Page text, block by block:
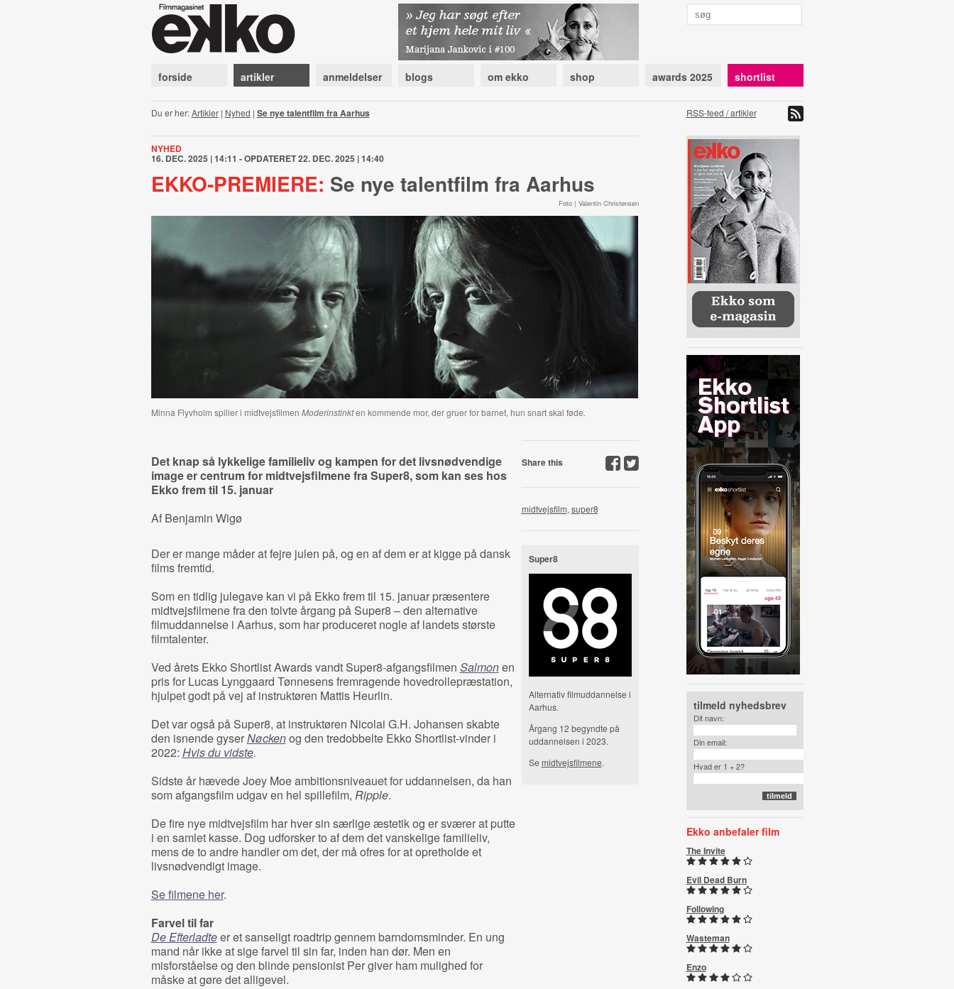
forside artikler anmeldelser blogs om ekko shop awards 2025 shortlist
Du er her:Artikler| Nyhed | Se nye talentfilm fra Aarhus RSS-feed / artikler
NYHED
16. DEC. 2025 | 14:11 - OPDATERET 22. DEC. 2025 | 14:40
EKKO-PREMIERE: Se nye talentfilm fra Aarhus
Foto | Valentin Christensen
Minna Flyvholm spilleri midtvejsfilmen Moderinstinkten kommende mor, der gruer for barnet, hun snart skal føde.
Det knap så lykkelige familieliv og kampen for det livsnødvendige
image er centrum for midtvejsfilmene fra Super8, som kan ses hos
Ekko frem til 15. januar
Af Benjamin Wigø
Der er mange måder at fejre julen på, og en af dem er at kigge på dansk
films fremtid.
Som en tidlig julegave kan vi på Ekko frem til 15. januar præsentere
midtvejsfilmene fra den tolvte årgang på Super8 – den alternative
filmuddannelse i Aarhus, som har produceret nogle af landets største
filmtalenter.
Ved årets Ekko Shortlist Awards vandt Super8-afgangsfilmen Salmonen
pris for Lucas Lynggaard Tønnesens fremragende hovedrollepræstation,
hjulpet godt på vej af instruktøren Mattis Heurlin.
Det var også på Super8, at instruktøren Nicolai G.H. Johansen skabte
den isnende gyserNøckenog den tredobbelte Ekko Shortlist-vinder i
2022: Hvis du vidste.
Sidste år hævede Joey Moe ambitionsniveauet for uddannelsen, da han
som afgangsfilm udgav en hel spillefilm, Ripple.
De fire nye midtvejsfilm har hver sin særlige æstetik og er sværer at putte
i en samlet kasse. Dog udforsker to af dem det vanskelige familieliv,
mens de to andre handler om det, der må ofres for at opretholde et
livsnødvendigt image.
Se filmene her.
Farvel til far
De Efterladteer et sanseligt roadtrip gennem barndomsminder. En ung
mand når ikke at sige farvel til sin far, inden han dør. Men en
misforståelse og den blinde pensionist Per giver ham mulighed for
måske at gøre det alligevel.
Share this
midtvejsfilm, super8
Super8
Alternativ filmuddannelse i
Aarhus.
Årgang 12 begyndte på
uddannelsen i 2023.
Se midtvejsfilmene.
tilmeld nyhedsbrev
Dit navn:
Din email:
Hvad er 1 + 2?
Ekko anbefaler film
The Invite
Evil Dead Burn
Following
Wasteman
Enzo